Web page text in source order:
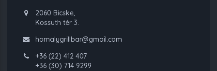
2060 Bicske,
Kossuth tér 3.
homalygrillbar@gmail.com
+36 (22) 412 407
+36 (30) 714 9299